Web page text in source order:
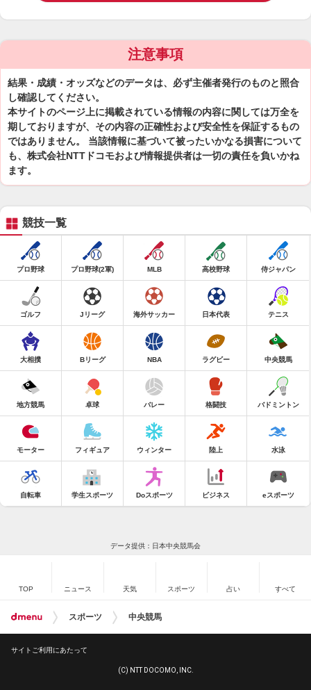
注意事項
結果・成績・オッズなどのデータは、必ず主催者発行のものと照合
し確認してください。
本サイトのページ上に掲載されている情報の内容に関しては万全を
期しておりますが、その内容の正確性および安全性を保証するもの
ではありません。 当該情報に基づいて被ったいかなる損害について
も、株式会社NTTドコモおよび情報提供者は一切の責任を負いかね
ます。
競技一覧
プロ野球 プロ野球(2軍) MLB 高校野球 侍ジャパン
ゴルフ Jリーグ 海外サッカー 日本代表 テニス
大相撲 Bリーグ NBA ラグビー 中央競馬
地方競馬 卓球 バレー 格闘技 バドミントン
モーター フィギュア ウィンター 陸上 水泳
自転車 学生スポーツ Doスポーツ ビジネス eスポーツ
データ提供：日本中央競馬会
TOP ニュース 天気 スポーツ 占い すべて
スポーツ 中央競馬
サイトご利用にあたって
(C) NTT DOCOMO, INC.